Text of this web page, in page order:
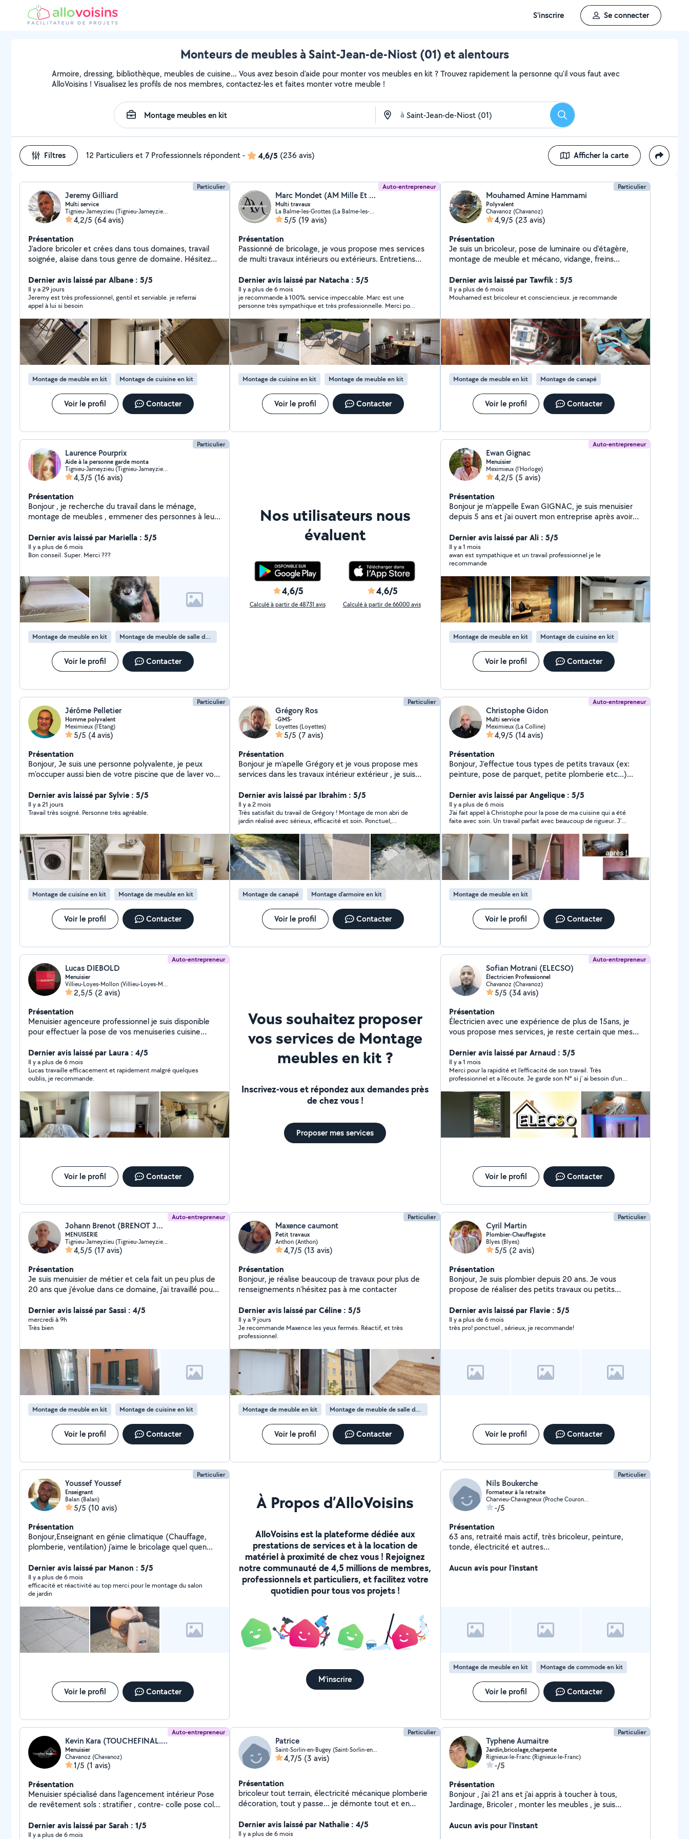
S'inscrire Se connecter
Monteurs de meubles à Saint-Jean-de-Niost (01) et alentours
Armoire, dressing, bibliothèque, meubles de cuisine... Vous avez besoin d'aide pour monter vos meubles en kit ? Trouvez rapidement la personne qu'il vous faut avec
AlloVoisins ! Visualisez les profils de nos membres, contactez-les et faites monter votre meuble !
à Rechercher
Filtres 12 Particuliers et 7 Professionnels répondent- 4,6/5 (236 avis) Afficher la carte
Particulier
Jeremy Gilliard
Multi service
Tignieu-Jameyzieu (Tignieu-Jameyzieu)
4,2/5 (64 avis)
Présentation
J'adore bricoler et crées dans tous domaines, travail
soignée, alaise dans tous genre de domaine. Hésitez
Dernier avis laissé par Albane : 5/5
Il y a 29 jours
Jeremy est très professionnel, gentil et serviable. je referrai
appel à lui si besoin
Montage de meuble en kit Montage de cuisine en kit
Voir le profil Contacter
Auto-entrepreneur
Marc Mondet (AM Mille Et Un Services)
Multi travaux
La Balme-les-Grottes (La Balme-les-Grottes)
5/5 (19 avis)
Présentation
Passionné de bricolage, je vous propose mes services
de multi travaux intérieurs ou extérieurs. Entretiens
débroussaillage, pose de brise vue.. Intérieur: montage
de mobilier, pose de cuisines, peinture de portes,
assemblage de dressing...
Dernier avis laissé par Natacha : 5/5
Il y a plus de 6 mois
je recommande à 100%. service impeccable. Marc est une
personne très sympathique et très professionnelle. Merci pour
Montage de cuisine en kit Montage de meuble en kit
Voir le profil Contacter
Particulier
Mouhamed Amine Hammami
Polyvalent
Chavanoz (Chavanoz)
4,9/5 (23 avis)
Présentation
Je suis un bricoleur, pose de luminaire ou d'étagère,
montage de meuble et mécano, vidange, freins...
Dernier avis laissé par Tawfik : 5/5
Il y a plus de 6 mois
Mouhamed est bricoleur et consciencieux. je recommande
Montage de meuble en kit Montage de canapé
Voir le profil Contacter
Particulier
Laurence Pourprix
Aide à la personne garde monta
Tignieu-Jameyzieu (Tignieu-Jameyzieu)
4,3/5 (16 avis)
Présentation
Bonjour , je recherche du travail dans le ménage,
montage de meubles , emmener des personnes à leur
faire leurs courses ,garde d enfants scolarisé et petits
(j ai travaillé en crèche , halte garderie , et maman
ayant eue 6 enfants.je peux garder , rendre visite
enfants sont grands et ne vivent plus sous mon toit
Dernier avis laissé par Mariella : 5/5
Il y a plus de 6 mois
Bon conseil. Super. Merci ???
Montage de meuble en kit Montage de meuble de salle de bain en kit
Voir le profil Contacter
Nos utilisateurs nous
évaluent
4,6/5
Calculé à partir de 48731 avis
4,6/5
Calculé à partir de 66000 avis
Auto-entrepreneur
Ewan Gignac
Menuisier
Meximieux (l'Horloge)
4,2/5 (5 avis)
Présentation
Bonjour je m'appelle Ewan GIGNAC, je suis menuisier
depuis 5 ans et j'ai ouvert mon entreprise après avoir
d'agencement sur mesure. Je mets un point d'honneur
à travailler avec minutie et à prêter attention à chaque
détail. Chaque projet que j'entreprends est une
occasion de transformer un espace, en apportant
précision et esthétique pour offrir un résultat à la
hauteur des attentes de mes clients.
Dernier avis laissé par Ali : 5/5
Il y a 1 mois
awan est sympathique et un travail professionnel je le
recommande
Montage de meuble en kit Montage de cuisine en kit
Voir le profil Contacter
Particulier
Jérôme Pelletier
Homme polyvalent
Meximieux (l'Etang)
5/5 (4 avis)
Présentation
Bonjour, Je suis une personne polyvalente, je peux
m'occuper aussi bien de votre piscine que de laver vos
Parallèlement, je peux réaliser des petits meubles ou
Dernier avis laissé par Sylvie : 5/5
Il y a 21 jours
Travail très soigné. Personne très agréable.
Montage de cuisine en kit Montage de meuble en kit
Voir le profil Contacter
Particulier
Grégory Ros
-GMS-
Loyettes (Loyettes)
5/5 (7 avis)
Présentation
Bonjour je m'apelle Grégory et je vous propose mes
services dans les travaux intérieur extérieur , je suis
ne me proposerai jamais pour un chantier quelque
conque ou je ne maîtrise pas le sujet sur le bout des
doigts , je suis réactif en therme de réponse et sérieux,
si je vous propose un prix il sera définitif et nous
rediscuterons pas dessus en fin de chantier comme
certains font.
Dernier avis laissé par Ibrahim : 5/5
Il y a 2 mois
Très satisfait du travail de Grégory ! Montage de mon abri de
jardin réalisé avec sérieux, efficacité et soin. Ponctuel,
hésiter !
Montage de canapé Montage d'armoire en kit
Voir le profil Contacter
Auto-entrepreneur
Christophe Gidon
Multi service
Meximieux (La Colline)
4,9/5 (14 avis)
Présentation
Bonjour, J'effectue tous types de petits travaux (ex:
peinture, pose de parquet, petite plomberie etc...)
disponible pour de l'aide au déménagement et autres
sur demande et besoin. Qualités : précis, méticuleux,
organisé, ponctuel, réactif.
Dernier avis laissé par Angelique : 5/5
Il y a plus de 6 mois
J’ai fait appel à Christophe pour la pose de ma cuisine qui a été
faite avec soin. Un travail parfait avec beaucoup de rigueur. J’en
personne très consciencieux et très aimable. Encore merci
pour ma cuisine 😁😁
Montage de meuble en kit
Voir le profil Contacter
Auto-entrepreneur
Lucas DIEBOLD
Menuisier
Villieu-Loyes-Mollon (Villieu-Loyes-Mollon)
2,5/5 (2 avis)
Présentation
Menuisier agenceure professionnel je suis disponible
pour effectuer la pose de vos menuiseries cuisine
Dernier avis laissé par Laura : 4/5
Il y a plus de 6 mois
Lucas travaille efficacement et rapidement malgré quelques
oublis, je recommande.
Voir le profil Contacter
Vous souhaitez proposer
vos services de Montage
meubles en kit ?
Inscrivez-vous et répondez aux demandes près
de chez vous !
Proposer mes services
Auto-entrepreneur
Sofian Motrani (ELECSO)
Électricien Professionnel
Chavanoz (Chavanoz)
5/5 (34 avis)
Présentation
Électricien avec une expérience de plus de 15ans, je
vous propose mes services, je reste certain que mes
et d'affiner vos projets. J'interviens dans le secteur de
l'habitat et également dans le tertiaire qu'il soit neuf ou
en rénovation. Soyez serein et sachez que je vous
fournirai un travail dans les règles de l'art et aux normes
électrique NFC-15-100. Soigneux et méthodique je
vous réaliserai un travail propre et de qualité afin de
vous satisfaire et de répondre à vos besoins. Je
réponds à toutes demandes: - Electricité général
(courant Fort et Faible) dans le Tertiaire et Habitation. -
décennale à jour, Pour plus d'informations contactez
moi par téléphone.
Dernier avis laissé par Arnaud : 5/5
Il y a 1 mois
Merci pour la rapidité et l'efficacité de son travail. Très
professionnel et a l'écoute. Je garde son N° si j' ai besoin d'une
Voir le profil Contacter
Auto-entrepreneur
Johann Brenot (BRENOT JOHANN)
MENUISERIE
Tignieu-Jameyzieu (Tignieu-Jameyzieu)
4,5/5 (17 avis)
Présentation
Je suis menuisier de métier et cela fait un peu plus de
20 ans que j'évolue dans ce domaine, j'ai travaillé pour
a développer mes compétences dans la pose de
cuisine, de meuble, de parquet, de fenêtre, de volet et
tout ce qui se trouve dans l'habitat individuel. Je suis
personnes pour lequel je travail et aime le travail bien
fait. Je suis aujourd'hui à mon compte et est une
assurances décennale et civile en lien avec mon
activité.
Dernier avis laissé par Sassi : 4/5
mercredi à 9h
Très bien
Montage de meuble en kit Montage de cuisine en kit
Voir le profil Contacter
Particulier
Maxence caumont
Petit travaux
Anthon (Anthon)
4,7/5 (13 avis)
Présentation
Bonjour, je réalise beaucoup de travaux pour plus de
renseignements n'hésitez pas à me contacter
Dernier avis laissé par Céline : 5/5
Il y a 9 jours
Je recommande Maxence les yeux fermés. Réactif, et très
professionnel.
Montage de meuble en kit Montage de meuble de salle de bain en kit
Voir le profil Contacter
Particulier
Cyril Martin
Plombier-Chauffagiste
Blyes (Blyes)
5/5 (2 avis)
Présentation
Bonjour, Je suis plombier depuis 20 ans. Je vous
propose de réaliser des petits travaux ou petits
aider pour de petits travaux autres que la plomberie
(montage de meubles par exemple) ou pour
l'évacuation de vo encombrants.
Dernier avis laissé par Flavie : 5/5
Il y a plus de 6 mois
très pro! ponctuel , sérieux, je recommande!
Voir le profil Contacter
Particulier
Youssef Youssef
Enseignant
Balan (Balan)
5/5 (10 avis)
Présentation
Bonjour,Enseignant en génie climatique (Chauffage,
plomberie, ventilation) j'aime le bricolage quel quen
pas artisan professionnel donc mes prix non plus .
Nhésitez pas si besoin.Merci à vous.
Dernier avis laissé par Manon : 5/5
Il y a plus de 6 mois
efficacité et réactivité au top merci pour le montage du salon
de jardin
Voir le profil Contacter
À Propos d’AlloVoisins
AlloVoisins est la plateforme dédiée aux
prestations de services et à la location de
matériel à proximité de chez vous ! Rejoignez
notre communauté de 4,5 millions de membres,
professionnels et particuliers, et facilitez votre
quotidien pour tous vos projets !
M'inscrire
Particulier
Nils Boukerche
Formateur à la retraite
Charvieu-Chavagneux (Proche Couronne)
-/5
Présentation
63 ans, retraité mais actif, très bricoleur, peinture,
tonde, électricité et autres
Aucun avis pour l'instant
Montage de meuble en kit Montage de commode en kit
Voir le profil Contacter
Auto-entrepreneur
Kevin Kara (TOUCHEFINAL.K)
Menuisier
Chavanoz (Chavanoz)
1/5 (1 avis)
Présentation
Menuisier spécialisé dans l'agencement intérieur Pose
de revêtement sols : stratifier , contre- colle pose collé
Carrelage et faïence Agencement sur mesure : placard
,dressing ou meubles. Pose de cuisine toute marque
Dernier avis laissé par Sarah : 1/5
Il y a plus de 6 mois
Particulier
Patrice
Saint-Sorlin-en-Bugey (Saint-Sorlin-en-Bugey)
4,7/5 (3 avis)
Présentation
bricoleur tout terrain, électricité mécanique plomberie
décoration, tout y passe... je démonte tout et en
magicien, il y a des c as désespérés.
Dernier avis laissé par Nathalie : 4/5
Il y a plus de 6 mois
Particulier
Typhene Aumaitre
Jardin,bricolage,charpente
Rignieux-le-Franc (Rignieux-le-Franc)
-/5
Présentation
Bonjour , j'ai 21 ans et j'ai appris à toucher à tous,
Jardinage, Bricoler , monter les meubles , je suis
font partis de mon quotidien, donc sa me dérange pas
Aucun avis pour l'instant